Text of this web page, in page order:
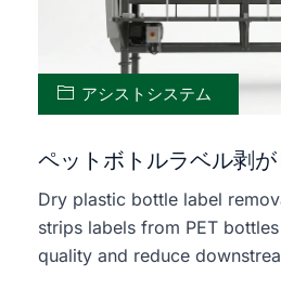
アシストシステム
ペットボトルラベル剥
Dry plastic bottle label
strips labels from PET
quality and reduce